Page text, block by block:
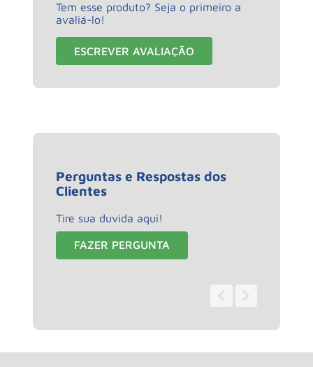
Tem esse produto? Seja o primeiro a
avaliá-lo!
ESCREVER AVALIAÇÃO
Perguntas e Respostas dos
Clientes
Tire sua duvida aqui!
FAZER PERGUNTA